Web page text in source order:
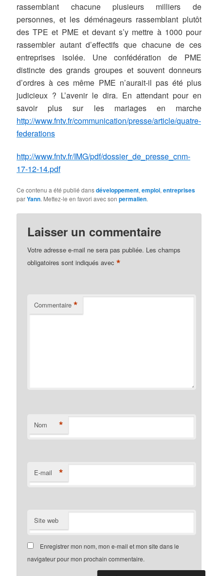
rassemblant chacune plusieurs milliers de
personnes, et les déménageurs rassemblant plutôt
des TPE et PME et devant s’y mettre à 1000 pour
rassembler autant d’effectifs que chacune de ces
entreprises isolée. Une confédération de PME
distincte des grands groupes et souvent donneurs
d’ordres à ces même PME n’aurait-il pas été plus
judicieux ? L’avenir le dira. En attendant pour en
savoir plus sur les mariages en marche
http://www.fntv.fr/communication/presse/article/quatre-
federations
http://www.fntv.fr/IMG/pdf/dossier_de_presse_cnm-
17-12-14.pdf
Ce contenu a été publié dansdéveloppement,emploi,entreprises
parYann. Mettez-le en favori avec sonpermalien.
Laisser un commentaire
Votre adresse e-mail ne sera pas publiée. Les champs
obligatoires sont indiqués avec*
Commentaire *
Nom *
E-mail *
Site web
Enregistrer mon nom, mon e-mail et mon site dans le
navigateur pour mon prochain commentaire.